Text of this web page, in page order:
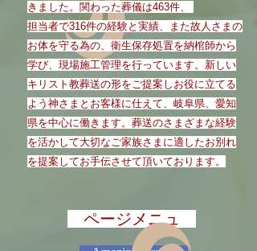
きました。関わった葬儀は463件、
担当者で316件の経験と実績、また故人さまの
お体を守る為の、衛生保存処置を納棺師から
学び、現場施工管理を行っています。新しい
キリスト教葬送の形をご提案しお役に立てる
よう神さまとお客様に仕えて、 岐阜県、愛知
県を中心に働きます。葬送のさまざまな経験
を活かして大切なご家族さまに適したお別れ
を提案してお手伝させて頂いております。
​ ページメニュ